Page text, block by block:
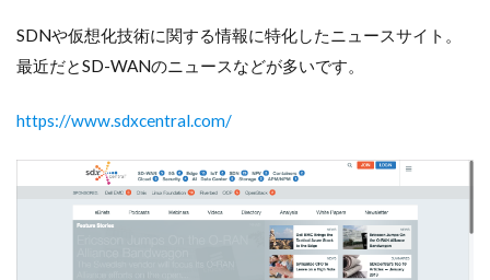
SDNや仮想化技術に関する情報に特化したニュースサイト。
最近だとSD-WANのニュースなどが多いです。
https://www.sdxcentral.com/